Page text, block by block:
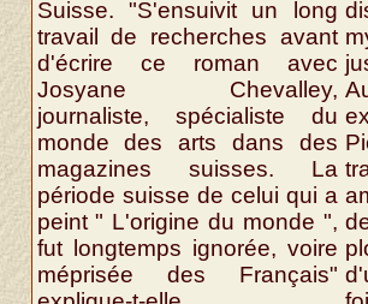
Suisse. "S'ensuivit un long
travail de recherches avant
d'écrire ce roman avec
Josyane Chevalley,
journaliste, spécialiste du
monde des arts dans des
magazines suisses. La
période suisse de celui qui a
peint " L'origine du monde ",
fut longtemps ignorée, voire
méprisée des Français"